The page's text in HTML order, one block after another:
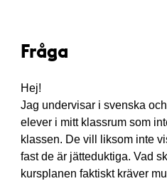
Fråga
Hej!
Jag undervisar i svenska
elever i mitt klassrum som
klassen. De vill liksom inte
fast de är jätteduktiga. Vad
kursplanen faktiskt kräver